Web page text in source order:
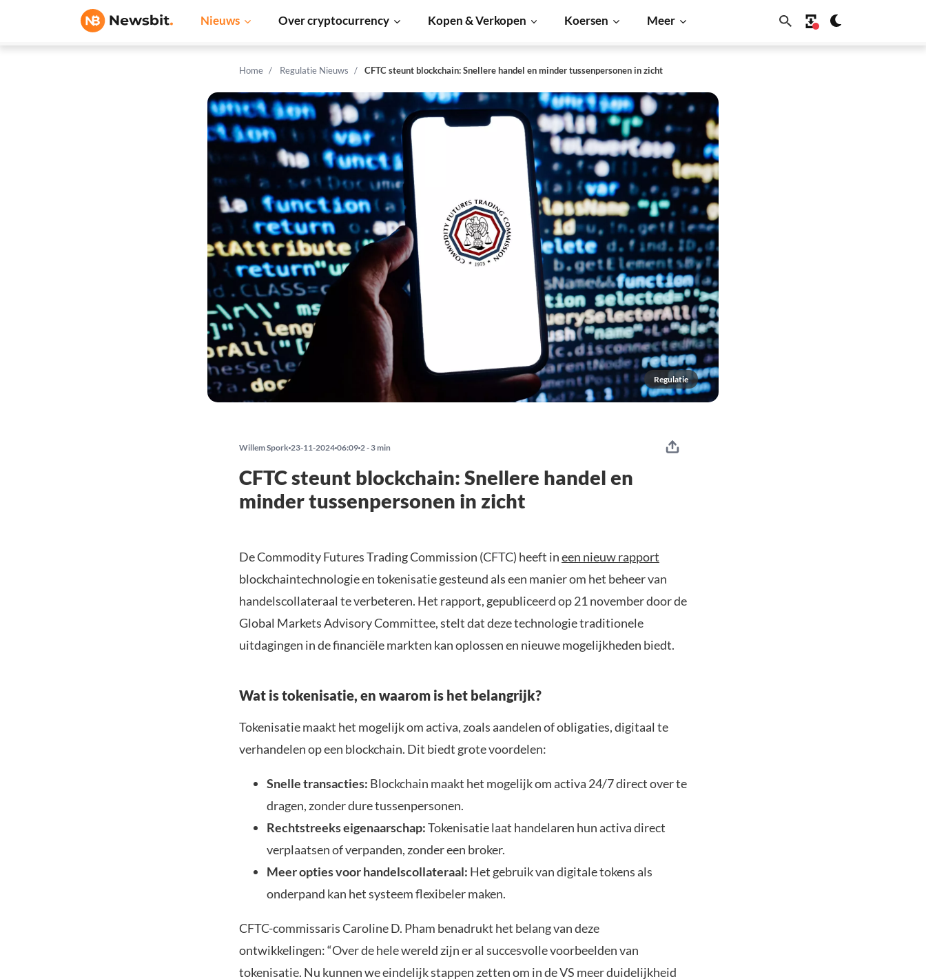
Nieuws Over cryptocurrency Kopen & Verkopen Koersen Meer
Home Regulatie Nieuws CFTC steunt blockchain: Snellere handel en minder tussenpersonen in zicht
Regulatie
Willem Spork 23-11-2024 06:09 2 - 3 min
CFTC steunt blockchain: Snellere handel en
minder tussenpersonen in zicht
De Commodity Futures Trading Commission (CFTC) heeft ineen nieuw rapport
blockchaintechnologie en tokenisatie gesteund als een manier om het beheer van
handelscollateraal te verbeteren. Het rapport, gepubliceerd op 21 november door de
Global Markets Advisory Committee, stelt dat deze technologie traditionele
uitdagingen in de financiële markten kan oplossen en nieuwe mogelijkheden biedt.
Wat is tokenisatie, en waarom is het belangrijk?
Tokenisatie maakt het mogelijk om activa, zoals aandelen of obligaties, digitaal te
verhandelen op een blockchain. Dit biedt grote voordelen:
Snelle transacties: Blockchain maakt het mogelijk om activa 24/7 direct over te
dragen, zonder dure tussenpersonen.
Rechtstreeks eigenaarschap:Tokenisatie laat handelaren hun activa direct
verplaatsen of verpanden, zonder een broker.
Meer opties voor handelscollateraal: Het gebruik van digitale tokens als
onderpand kan het systeem flexibeler maken.
CFTC-commissaris Caroline D. Pham benadrukt het belang van deze
ontwikkelingen: “Over de hele wereld zijn er al succesvolle voorbeelden van
tokenisatie. Nu kunnen we eindelijk stappen zetten om in de VS meer duidelijkheid